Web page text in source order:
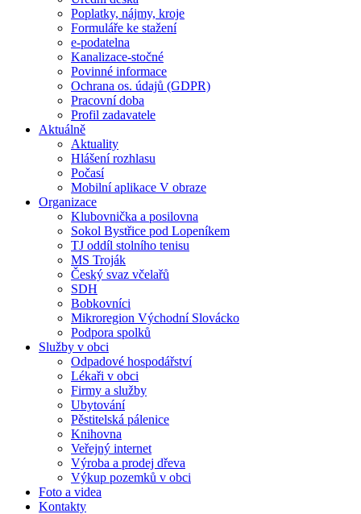
Poplatky, nájmy, kroje
Formuláře ke stažení
e-podatelna
Kanalizace-stočné
Povinné informace
Ochrana os. údajů (GDPR)
Pracovní doba
Profil zadavatele
Aktuálně
Aktuality
Hlášení rozhlasu
Počasí
Mobilní aplikace V obraze
Organizace
Klubovnička a posilovna
Sokol Bystřice pod Lopeníkem
TJ oddíl stolního tenisu
MS Troják
Český svaz včelařů
SDH
Bobkovníci
Mikroregion Východní Slovácko
Podpora spolků
Služby v obci
Odpadové hospodářství
Lékaři v obci
Firmy a služby
Ubytování
Pěstitelská pálenice
Knihovna
Veřejný internet
Výroba a prodej dřeva
Výkup pozemků v obci
Foto a videa
Kontakty